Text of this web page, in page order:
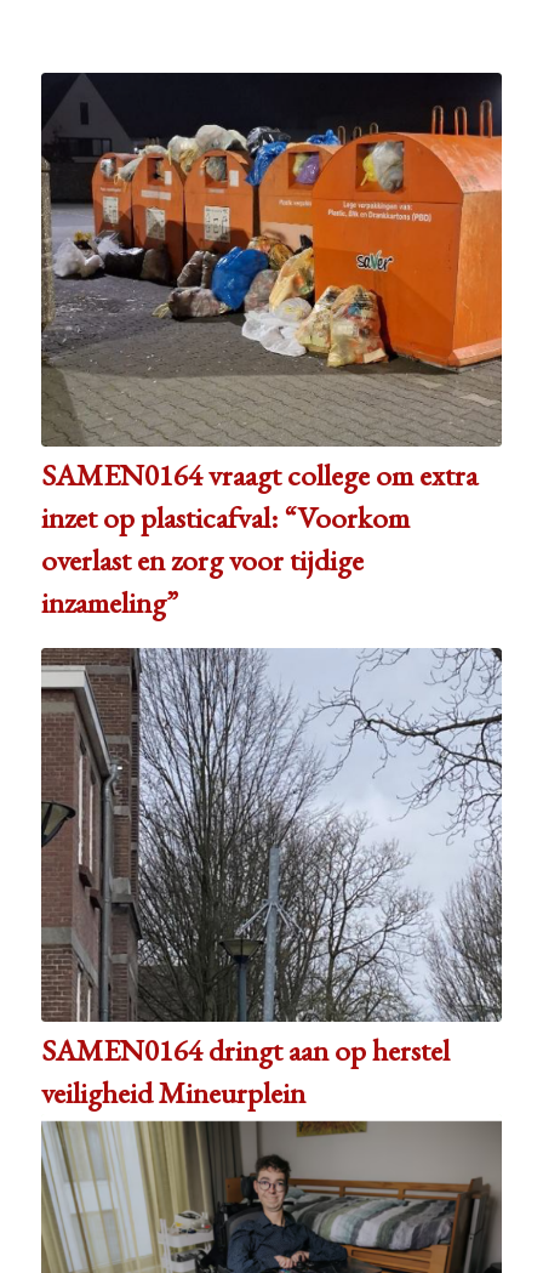
SAMEN0164 vraagt college om extra
inzet op plasticafval: “Voorkom
overlast en zorg voor tijdige
inzameling”
SAMEN0164 dringt aan op herstel
veiligheid Mineurplein